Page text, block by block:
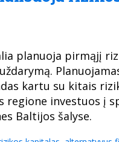
planuoja pirmąjį
kartu su kitais
regione investuos į
Baltijos šalyse.